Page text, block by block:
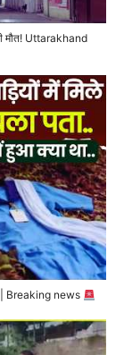
की मौत! Uttarakhand
| Breaking news